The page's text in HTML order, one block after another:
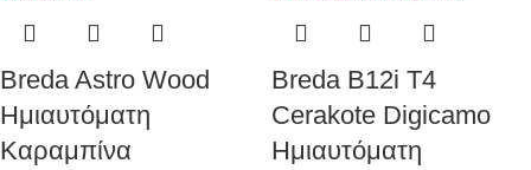
Breda Astro Wood
Ημιαυτόματη
Καραμπίνα
Breda B12i T4
Cerakote Digicamo
Ημιαυτόματη